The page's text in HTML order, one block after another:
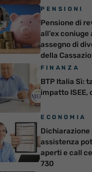
PENSIONI
Pensione di
all’ex coniuge
assegno di
della
FINANZA
BTP Italia Sì:
impatto ISEE,
ECONOMIA
assistenza
aperti e call
730